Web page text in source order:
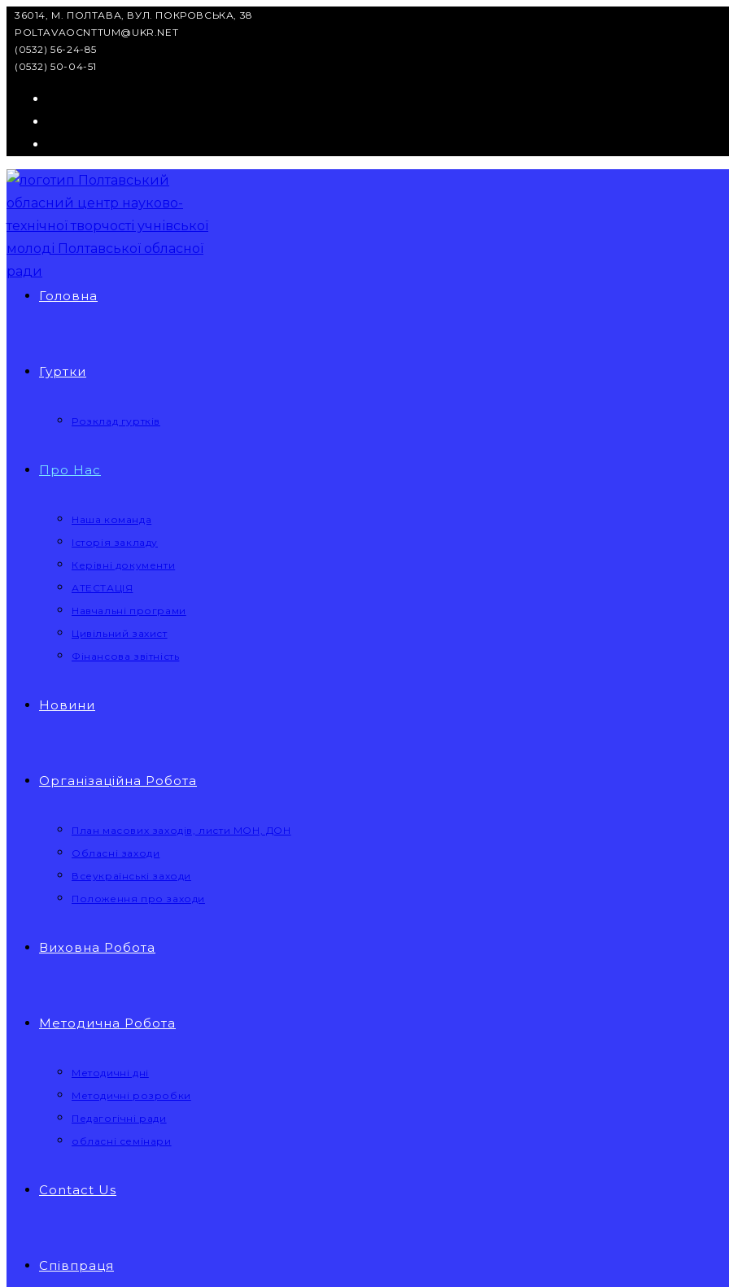
Перейти
до
вмісту
36014, М. ПОЛТАВА, ВУЛ. ПОКРОВСЬКА, 38
POLTAVAOCNTTUM@UKR.NET
(0532) 56-24-85
(0532) 50-04-51
Головна
Гуртки
Розклад гуртків
Про Нас
Наша команда
Історія закладу
Керівні документи
АТЕСТАЦІЯ
Навчальні програми
Цивільний захист
Фінансова звітність
Новини
Організаційна Робота
План масових заходів, листи МОН, ДОН
Обласні заходи
Всеукраїнські заходи
Положення про заходи
Виховна Робота
Методична Робота
Методичні дні
Методичні розробки
Педагогічні ради
обласні семінари
Contact Us
Співпраця